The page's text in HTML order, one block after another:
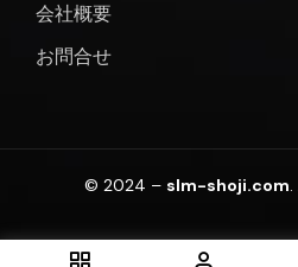
会社概要
お問合せ
© 2024 – slm-shoji.com